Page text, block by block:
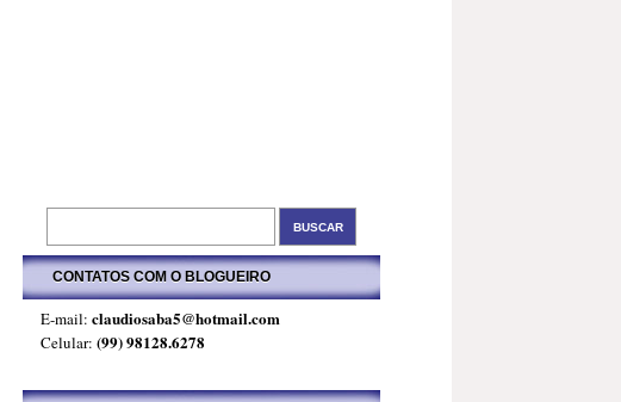
CONTATOS COM O BLOGUEIRO
E-mail: claudiosaba5@hotmail.com
Celular: (99) 98128.6278